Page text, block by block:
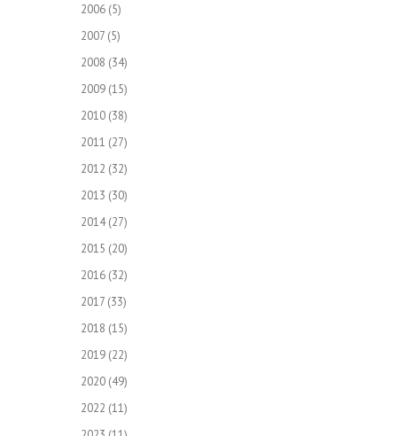
2006 (5)
2007 (5)
2008 (34)
2009 (15)
2010 (38)
2011 (27)
2012 (32)
2013 (30)
2014(27)
2015 (20)
2016 (32)
2017 (33)
2018 (15)
2019 (22)
2020 (49)
2022 (11)